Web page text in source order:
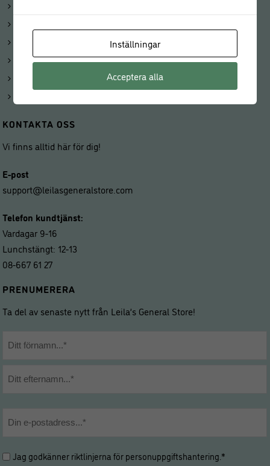
Frakt och leverans
KONTAKTA OSS
Vi finns alltid här för dig!
E-post
support@leilasgeneralstore.com
Telefon kundtjänst:
Vardagar 9-16
Lunchstängt: 12-13
08-667 61 27
PRENUMERERA
Ta del av senaste nytt från Leila’s General Store!
Hantering
Jag godkänner riktlinjerna förpersonuppgiftshantering .*
Inställningar
Acceptera alla